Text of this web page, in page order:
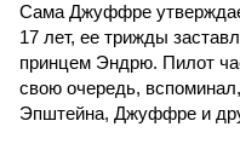
Сама Джуффре
17 лет, ее трижды
принцем Эндрю. Пилот
свою очередь,
Эпштейна, Джуффре и